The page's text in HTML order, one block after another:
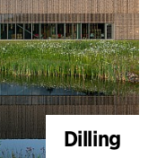
Dilling